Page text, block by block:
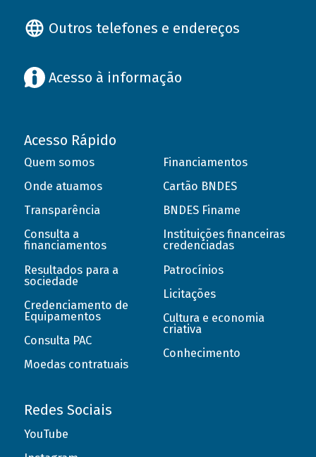
Outros telefones e endereços
Acesso à informação
Acesso Rápido
Quem somos
Onde atuamos
Transparência
Consulta a
financiamentos
Resultados para a
sociedade
Credenciamento de
Equipamentos
Consulta PAC
Moedas contratuais
Financiamentos
Cartão BNDES
BNDES Finame
Instituições financeiras
credenciadas
Patrocínios
Licitações
Cultura e economia
criativa
Conhecimento
Redes Sociais
YouTube